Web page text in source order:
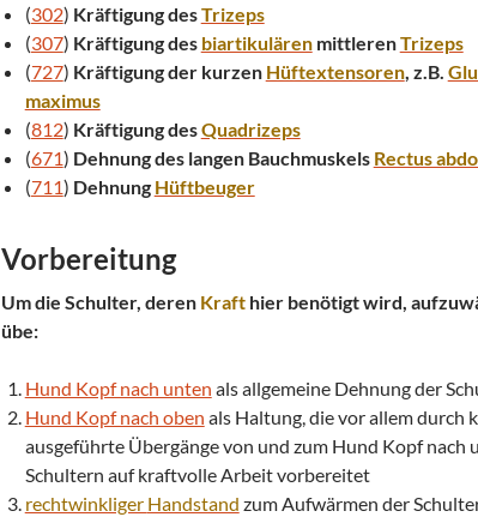
(302) Kräftigung desTrizeps
(307) Kräftigung des biartikulärenmittlerenTrizeps
(727) Kräftigung der kurzen Hüftextensoren, z.B.
maximus
(812) Kräftigung desQuadrizeps
(671) Dehnung des langen Bauchmuskels Rectus
(711) Dehnung Hüftbeuger
Vorbereitung
Um die Schulter, deren Krafthier benötigt wird,
übe:
Hund Kopf nach unten als allgemeine Dehnung der
Hund Kopf nach oben als Haltung, die vor allem durch
ausgeführte Übergänge von und zum Hund Kopf nach
Schultern auf kraftvolle Arbeit vorbereitet
rechtwinkliger Handstand zum Aufwärmen der